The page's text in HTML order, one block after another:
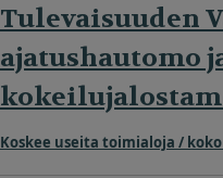
Tulevaisuuden
ajatushautomo
Koskee useita toimialoja /